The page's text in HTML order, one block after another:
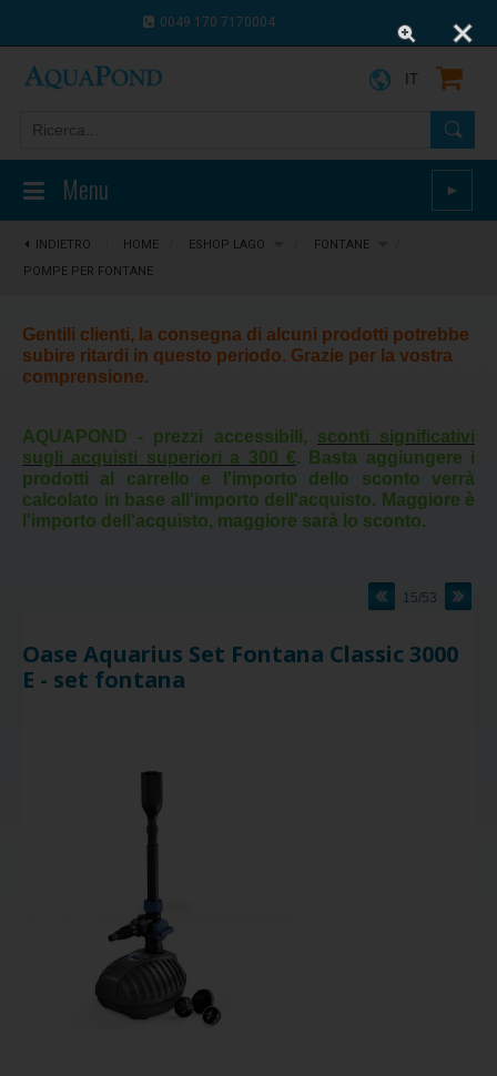
0049 170 7170004
Menu ►
IT
INDIETRO HOME ESHOP LAGO FONTANE
POMPE PER FONTANE
Gentili clienti, la consegna di alcuni prodotti potrebbe
subire ritardi in questo periodo. Grazie per la vostra
comprensione.
AQUAPOND - prezzi accessibili, sconti significativi
sugli acquisti superiori a 300 €. Basta aggiungere i
prodotti al carrello e l'importo dello sconto verrà
calcolato in base all'importo dell'acquisto. Maggiore è
l'importo dell'acquisto, maggiore sarà lo sconto.
15/53
Oase Aquarius Set Fontana Classic 3000
E - set fontana